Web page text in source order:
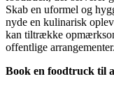
Skab en uformel og
nyde en kulinarisk
kan tiltrække
offentlige arrangementer.
Book en foodtruck til